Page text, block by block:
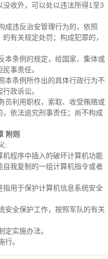
收外，可以处以违法所得1至3
成违反治安管理行为的，依照
有关规定处罚；构成犯罪的，
本条例的规定，给国家、集体或
事责任。
本条例所作出的具体行政行为不
政诉讼。
员利用职权，索取、收受贿赂或
依法追究刑事责任；尚不构成
附则
:
程序中插入的破坏计算机功能
我复制的一组计算机指令或者
用于保护计算机信息系统安全
安全保护工作，按照军队的有关
定实施办法。
行。